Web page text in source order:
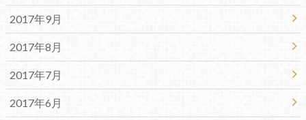
2017年9月
2017年8月
2017年7月
2017年6月